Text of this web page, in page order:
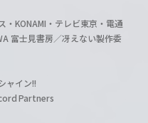
・KONAMI・テレビ東京・電通
富士見書房／冴えない製作委
ャイン!!
Partners